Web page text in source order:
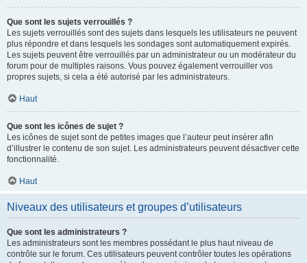
Que sont les sujets verrouillés ?
Les sujets verrouillés sont des sujets dans lesquels les utilisateurs ne peuvent
plus répondre et dans lesquels les sondages sont automatiquement expirés.
Les sujets peuvent être verrouillés par un administrateur ou un modérateur du
forum pour de multiples raisons. Vous pouvez également verrouiller vos
propres sujets, si cela a été autorisé par les administrateurs.
Haut
Que sont les icônes de sujet ?
Les icônes de sujet sont de petites images que l’auteur peut insérer afin
d’illustrer le contenu de son sujet. Les administrateurs peuvent désactiver cette
fonctionnalité.
Haut
Niveaux des utilisateurs et groupes d’utilisateurs
Que sont les administrateurs ?
Les administrateurs sont les membres possédant le plus haut niveau de
contrôle sur le forum. Ces utilisateurs peuvent contrôler toutes les opérations